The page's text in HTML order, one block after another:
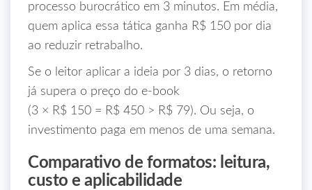
processo burocrático em 3 minutos. Em média,
quem aplica essa tática ganha R$ 150 por dia
ao reduzir retrabalho.
Se o leitor aplicar a ideia por 3 dias, o retorno
já supera o preço do e‑book
(3 × R$ 150 = R$ 450 > R$ 79). Ou seja, o
investimento paga em menos de uma semana.
Comparativo de formatos: leitura,
custo e aplicabilidade